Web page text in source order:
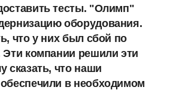
тесты. "Олимп"
оборудования.
что у них был сбой по
Эти компании решили эти
сказать, что наши
в необходимом